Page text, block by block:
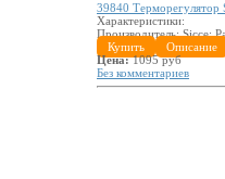
39840 Терморегулятор
Характеристики:
Производитель:Sicce;
Купить
Описание
Цена:1095 руб
Без комментариев